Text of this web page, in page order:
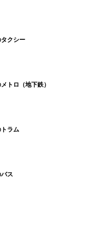
クシー
トロ（地下鉄）
ラム
ス